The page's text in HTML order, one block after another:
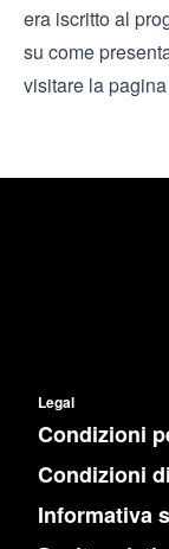
era iscritto al
su come
visitare la
Legal
Condizioni
Condizioni
Informativa